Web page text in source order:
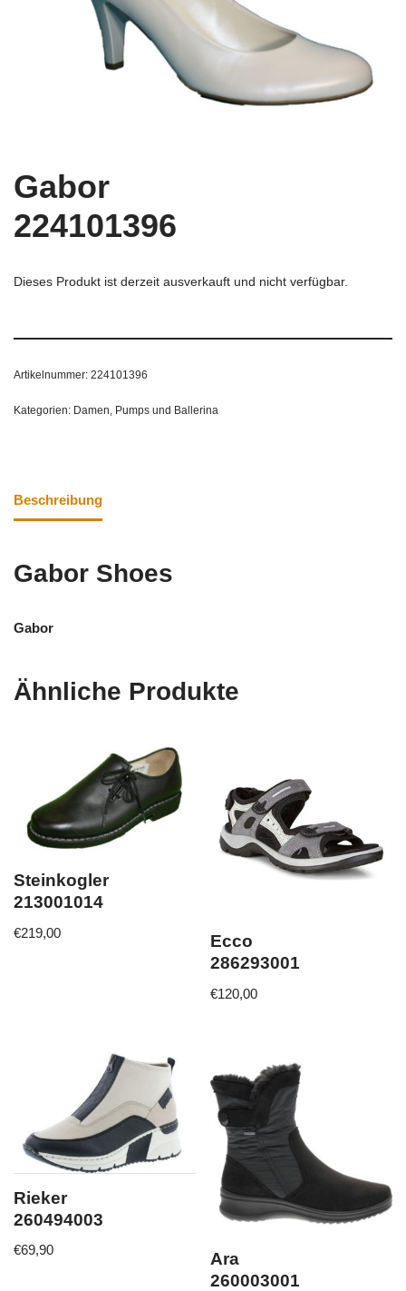
Gabor
224101396
Dieses Produkt ist derzeit ausverkauft und nicht verfügbar.
Artikelnummer: 224101396
Kategorien: Damen Pumps und Ballerina
Beschreibung
Gabor Shoes
Gabor
Ähnliche Produkte
Steinkogler
213001014
€219,00
Ecco
286293001
€120,00
Rieker
260494003
€69,90
Ara
260003001